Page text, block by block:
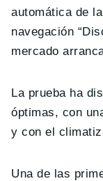
automática de
navegación
mercado
La prueba ha
óptimas, con
y con el
Una de las